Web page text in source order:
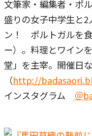
文筆家・編集者・ポ
盛りの女子中学生と
ン！ ポルトガルを
ー）。料理とワイン
堂」を主宰。開催日
（http://
インスタグラム ＠